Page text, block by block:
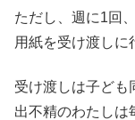
ただし、週に1回
用紙を受け渡しに
受け渡しは子ども
出不精のわたしは